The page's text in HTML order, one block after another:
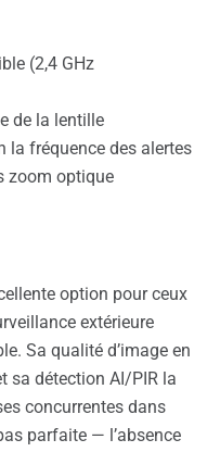
(2,4 GHz
de la lentille
la fréquence des alertes
zoom optique
option pour ceux
extérieure
Sa qualité d’image en
sa détection AI/PIR la
concurrentes dans
parfaite — l’absence